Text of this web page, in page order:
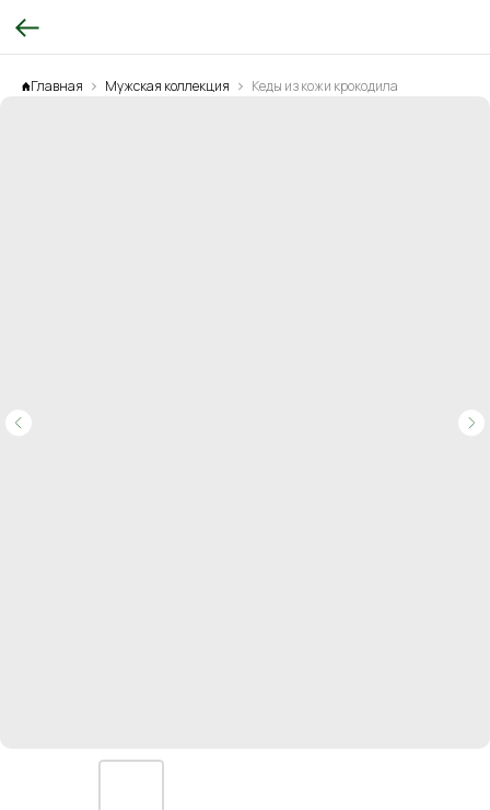
Главная Мужская коллекция Кеды из кожи крокодила